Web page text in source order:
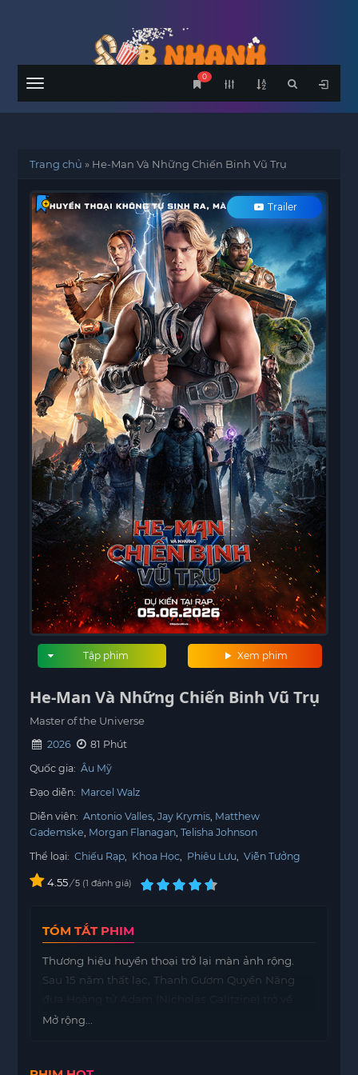
Menu
0
Trang chủ » He-Man Và Những Chiến Binh Vũ Trụ
Trailer
Xem phim
Tập phim
He-Man Và Những Chiến Binh Vũ Trụ
Master of the Universe
2026
81 Phút
Quốc gia: Âu Mỹ
Đạo diễn: Marcel Walz
Diễn viên: Antonio Valles Jay Krymis Matthew
Gademske Morgan Flanagan Telisha Johnson
Thể loại: Chiếu Rạp Khoa Học Phiêu Lưu Viễn Tưởng
4.55 / 5 1 đánh giá
TÓM TẮT PHIM
Thương hiệu huyền thoại trở lại màn ảnh rộng.
Sau 15 năm thất lạc, Thanh Gươm Quyền Năng
hành tinh Eternia và phát hiện quê hương đã rơi
Mở rộng...